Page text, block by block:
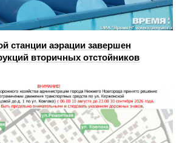
станции аэрации завершен
вторичных отстойников